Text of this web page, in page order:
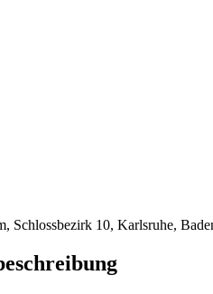
Schlossbezirk 10, Karlsruhe,